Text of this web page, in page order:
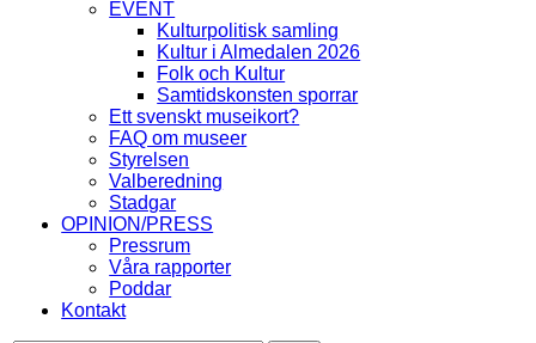
EVENT
Kulturpolitisk samling
Kultur i Almedalen 2026
Folk och Kultur
Samtidskonsten sporrar
Ett svenskt museikort?
FAQ om museer
Styrelsen
Valberedning
Stadgar
OPINION/PRESS
Pressrum
Våra rapporter
Poddar
Kontakt